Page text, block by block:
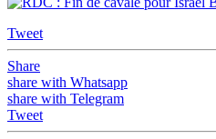
Tweet
Share
share with Whatsapp
share with Telegram
Tweet